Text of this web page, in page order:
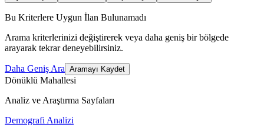
Bu Kriterlere Uygun İlan Bulunamadı
Arama kriterlerinizi değiştirerek veya daha geniş bir bölgede
arayarak tekrar deneyebilirsiniz.
Daha Geniş Ara Aramayı Kaydet
Dönüklü Mahallesi
Analiz ve Araştırma Sayfaları
Demografi Analizi